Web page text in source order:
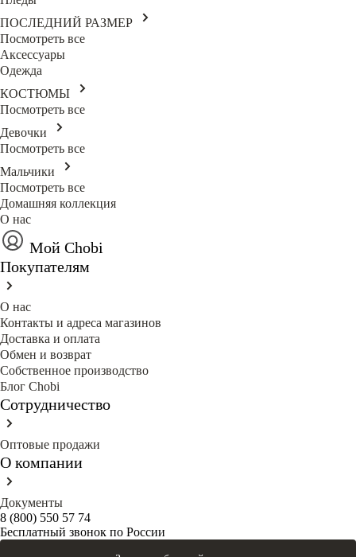
ПОСЛЕДНИЙ РАЗМЕР
Посмотреть все
Аксессуары
Одежда
КОСТЮМЫ
Посмотреть все
Девочки
Посмотреть все
Мальчики
Посмотреть все
Домашняя коллекция
О нас
Мой Chobi
Покупателям
О нас
Контакты и адреса магазинов
Доставка и оплата
Обмен и возврат
Собственное производство
Блог Сhobi
Сотрудничество
Оптовые продажи
О компании
Документы
8 (800) 550 57 74
Бесплатный звонок по России